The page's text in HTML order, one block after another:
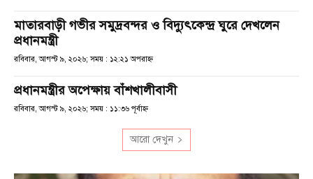
মাতারবাড়ী গভীর সমুদ্রবন্দর ও বিদ্যুৎকেন্দ্র ঘুরে দেখলেন
প্রধানমন্ত্রী
রবিবার, আগস্ট ৯, ২০২৬; সময় : ১২:২১ অপরাহ্ণ
প্রধানমন্ত্রীর অপেক্ষায় বাঁশখালীবাসী
রবিবার, আগস্ট ৯, ২০২৬; সময় : ১১:৩৬ পূর্বাহ্ণ
আরো দেখুন